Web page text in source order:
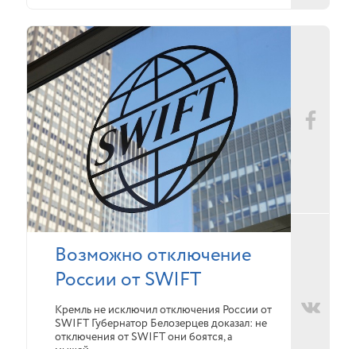
Возможно отключение
России от SWIFT
Кремль не исключил отключения России от
SWIFT Губернатор Белозерцев доказал: не
отключения от SWIFT они боятся, а